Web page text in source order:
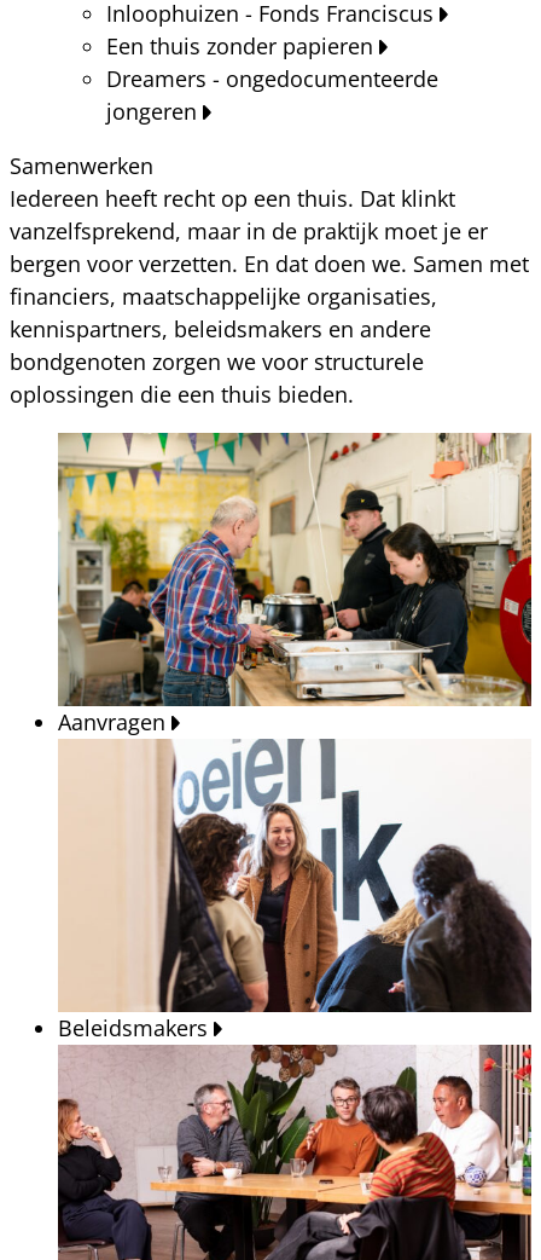
Inloophuizen - Fonds Franciscus
Een thuis zonder papieren
Dreamers - ongedocumenteerde
jongeren
Samenwerken
Iedereen heeft recht op een thuis. Dat klinkt
vanzelfsprekend, maar in de praktijk moet je er
bergen voor verzetten. En dat doen we. Samen met
financiers, maatschappelijke organisaties,
kennispartners, beleidsmakers en andere
bondgenoten zorgen we voor structurele
oplossingen die een thuis bieden.
Aanvragen
Beleidsmakers